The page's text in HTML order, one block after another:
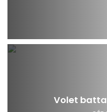
Volet